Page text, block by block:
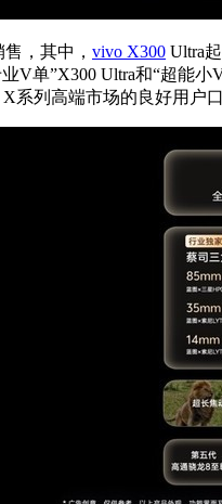
，其中， vivo X300 Ultra
V单”X300 Ultra和“超能
系列高端市场的良好用户口